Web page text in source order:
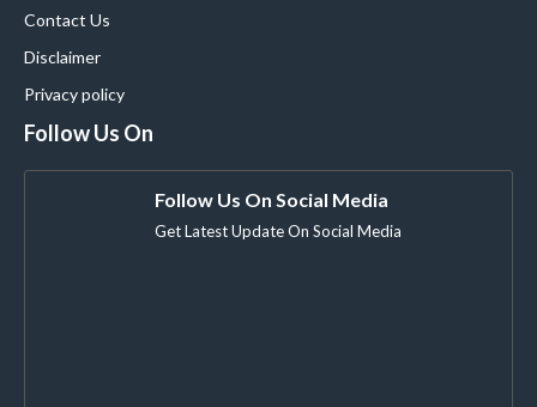
Contact Us
Disclaimer
Privacy policy
Follow Us On
Follow Us On Social Media
Get Latest Update On Social Media